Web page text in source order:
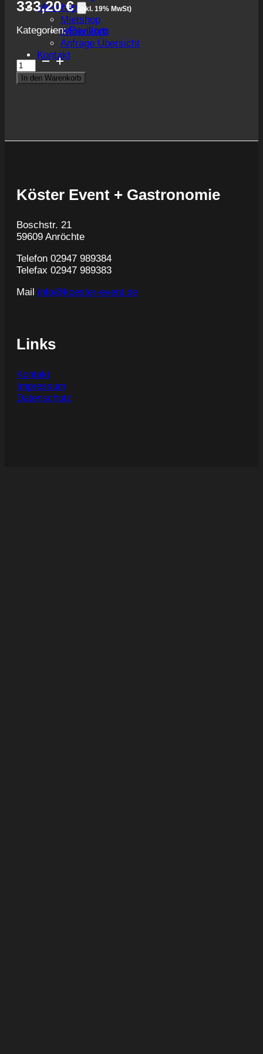
Mietshop
Mietshop
Warenkorb
Anfrage Übersicht
Kontakt
333,20€ (inkl. 19% MwSt)
Kategorien:Pavillons
Pavillon
schwarz
8x4m
In den Warenkorb
Köster Event + Gastronomie
Boschstr. 21
59609 Anröchte
Telefon 02947 989384
Telefax 02947 989383
Mail info@koester-event.de
Links
Kontakt
Impressum
Datenschutz